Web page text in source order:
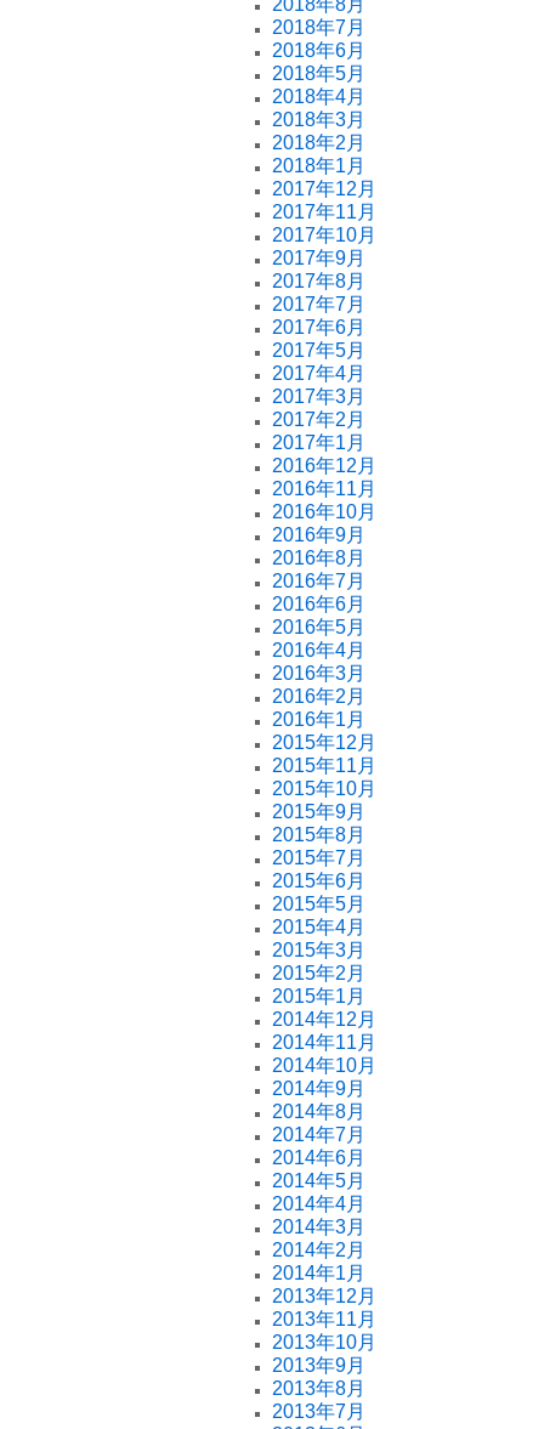
2018年7月
2018年6月
2018年5月
2018年4月
2018年3月
2018年2月
2018年1月
2017年12月
2017年11月
2017年10月
2017年9月
2017年8月
2017年7月
2017年6月
2017年5月
2017年4月
2017年3月
2017年2月
2017年1月
2016年12月
2016年11月
2016年10月
2016年9月
2016年8月
2016年7月
2016年6月
2016年5月
2016年4月
2016年3月
2016年2月
2016年1月
2015年12月
2015年11月
2015年10月
2015年9月
2015年8月
2015年7月
2015年6月
2015年5月
2015年4月
2015年3月
2015年2月
2015年1月
2014年12月
2014年11月
2014年10月
2014年9月
2014年8月
2014年7月
2014年6月
2014年5月
2014年4月
2014年3月
2014年2月
2014年1月
2013年12月
2013年11月
2013年10月
2013年9月
2013年8月
2013年7月